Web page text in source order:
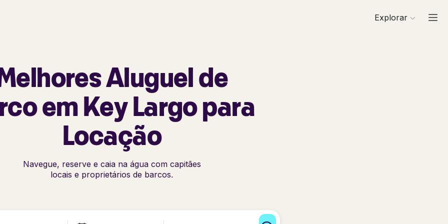
Explorar
Aluguel de
em Key Largo para
Locação
Navegue, reserve e caia na água com capitães
locais e proprietários de barcos.